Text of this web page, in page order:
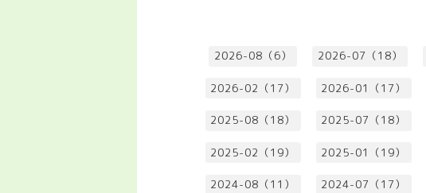
2026-08（6） 2026-07（18）
2026-02（17） 2026-01（17）
2025-08（18） 2025-07（18）
2025-02（19） 2025-01（19）
2024-08（11） 2024-07（17）